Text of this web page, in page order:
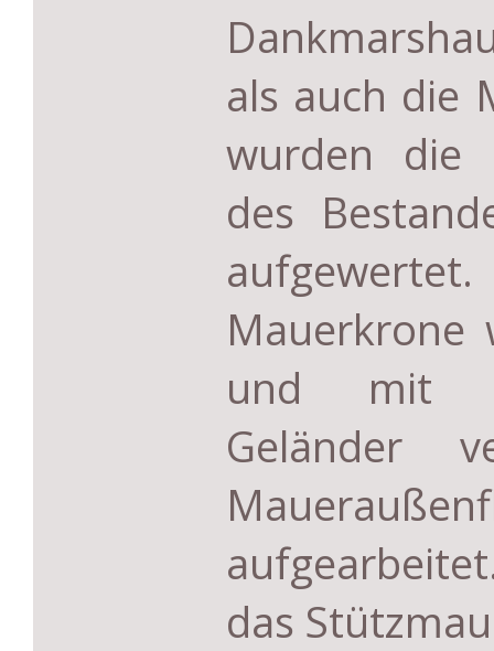
als auch die
wurden die
des
Mauerkrone
und mit
Geländer
das